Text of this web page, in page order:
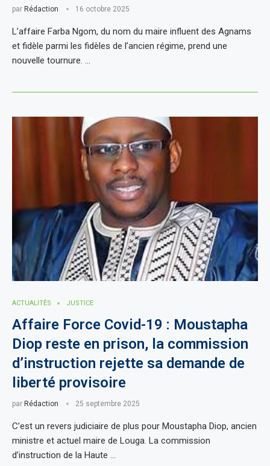
par Rédaction 16 octobre 2025
L’affaire Farba Ngom, du nom du maire influent des Agnams
et fidèle parmi les fidèles de l’ancien régime, prend une
nouvelle tournure. …
ACTUALITÈS JUSTICE
Affaire Force Covid-19 : Moustapha
Diop reste en prison, la commission
d’instruction rejette sa demande de
liberté provisoire
par Rédaction 25 septembre 2025
C’est un revers judiciaire de plus pour Moustapha Diop, ancien
ministre et actuel maire de Louga. La commission
d’instruction de la Haute …